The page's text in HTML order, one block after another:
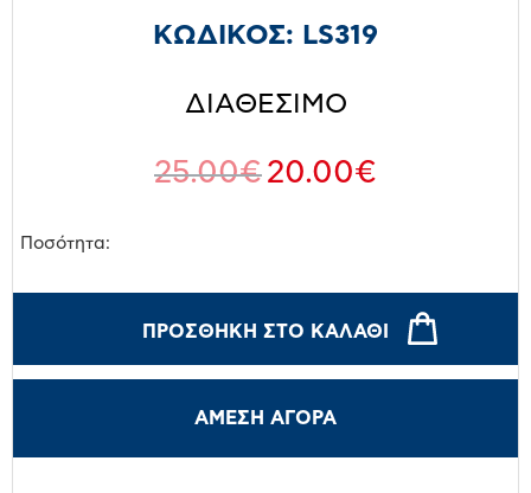
ΚΩΔΙΚΟΣ: LS319
ΔΙΑΘΕΣΙΜΟ
25.00€20.00€
Ποσότητα:
ΠΡΟΣΘΉΚΗ ΣΤΟ ΚΑΛΆΘΙ
ΑΜΕΣΗ ΑΓΟΡΑ